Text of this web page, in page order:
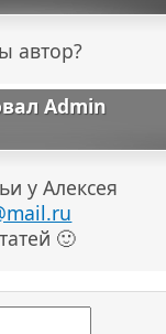
автор?
Admin
у Алексея
🙂